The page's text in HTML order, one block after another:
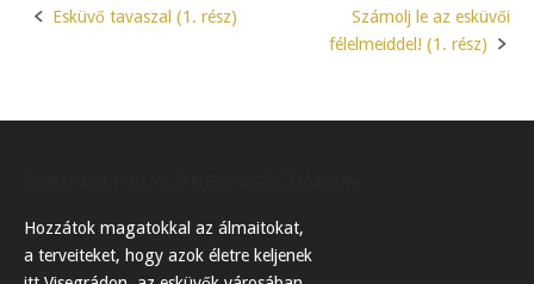
Post
Esküvő tavaszal (1. rész)
Számolj le az esküvői
félelmeiddel! (1. rész)
Hozzátok magatokkal az álmaitokat,
a terveiteket, hogy azok életre keljenek